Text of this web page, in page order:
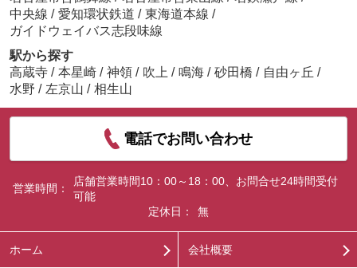
中央線 / 愛知環状鉄道 / 東海道本線 /
ガイドウェイバス志段味線
駅から探す
高蔵寺 / 本星崎 / 神領 / 吹上 / 鳴海 / 砂田橋 / 自由ヶ丘 /
水野 / 左京山 / 相生山
電話でお問い合わせ
営業時間：
店舗営業時間10：00～18：00、お問合せ24時間受付
可能
定休日：
無
ホーム 会社概要